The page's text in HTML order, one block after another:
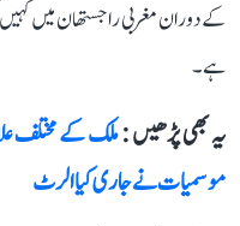
کے دوران مغربی راجستھان میں کہیں
ہے۔
یہ بھی پڑھیں :ملک کے مختلف
موسمیات نے جاری کیا الرٹ